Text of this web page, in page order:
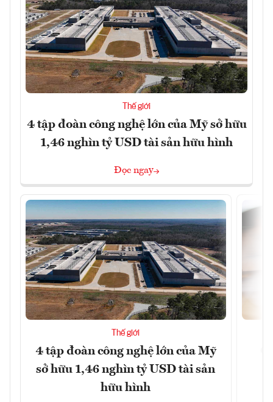
Thế giới
4 tập đoàn công nghệ lớn của Mỹ sở hữu
1,46 nghìn tỷ USD tài sản hữu hình
Đọc ngay
Thế giới
4 tập đoàn công nghệ lớn của Mỹ
sở hữu 1,46 nghìn tỷ USD tài sản
hữu hình